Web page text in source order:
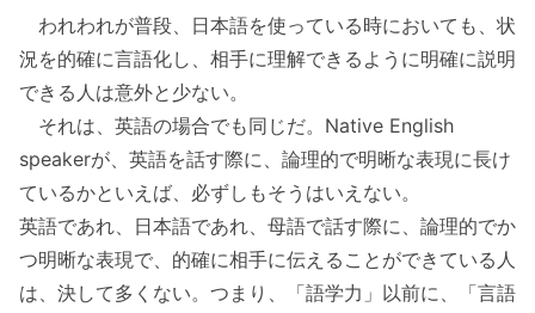
われわれが普段、日本語を使っている時においても、状
況を的確に言語化し、相手に理解できるように明確に説明
できる人は意外と少ない。
それは、英語の場合でも同じだ。Native English
speakerが、英語を話す際に、論理的で明晰な表現に長け
ているかといえば、必ずしもそうはいえない。
英語であれ、日本語であれ、母語で話す際に、論理的でか
つ明晰な表現で、的確に相手に伝えることができている人
は、決して多くない。つまり、「語学力」以前に、「言語